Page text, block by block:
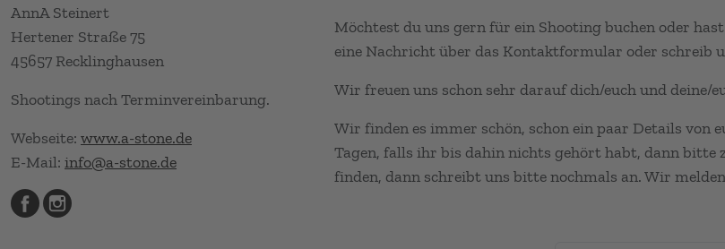
AnnA Steinert
Hertener Straße 75
45657 Recklinghausen
Shootings nach Terminvereinbarung.
Webseite: www.a-stone.de
E-Mail: info@a-stone.de
Möchtest du uns gern für ein Shooting buchen oder
eine Nachricht über das Kontaktformular oder schreib
Wir freuen uns schon sehr darauf dich/euch und deine/
Wir finden es immer schön, schon ein paar Details von
Tagen, falls ihr bis dahin nichts gehört habt, dann bitte
finden, dann schreibt uns bitte nochmals an. Wir